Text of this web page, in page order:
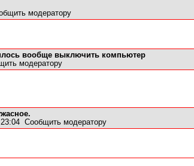
модератору
вообще выключить компьютер
модератору
Сообщить модератору